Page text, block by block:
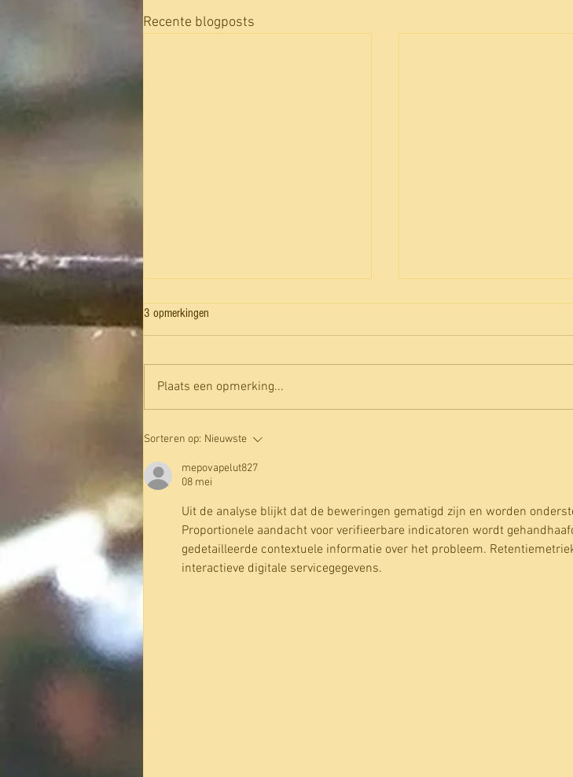
Recente blogposts
Japanese forest bathing: two
kilometers of mindful walking in two
hours
3 opmerkingen
Plaats een opmerking...
Sorteren op: Nieuwste
mepovapelut827
08 mei
Uit de analyse blijkt dat de beweringen gematigd zijn en worden
Proportionele aandacht voor verifieerbare indicatoren wordt
gedetailleerde contextuele informatie over het probleem.
interactieve digitale servicegegevens.